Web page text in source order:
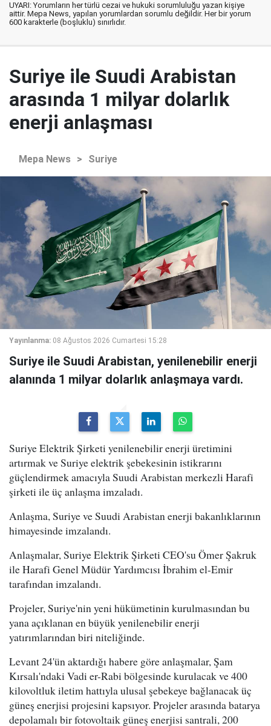
UYARI: Yorumların her türlü cezai ve hukuki sorumluluğu yazan kişiye
aittir. Mepa News, yapılan yorumlardan sorumlu değildir. Her bir yorum
600 karakterle (boşluklu) sınırlıdır.
Suriye ile Suudi Arabistan
arasında 1 milyar dolarlık
enerji anlaşması
Mepa News > Suriye
Yayınlanma: 08 Ağustos 2026 Cumartesi 15:28
Suriye ile Suudi Arabistan, yenilenebilir enerji
alanında 1 milyar dolarlık anlaşmaya vardı.
Suriye Elektrik Şirketi yenilenebilir enerji üretimini
artırmak ve Suriye elektrik şebekesinin istikrarını
güçlendirmek amacıyla Suudi Arabistan merkezli Harafi
şirketi ile üç anlaşma imzaladı.
Anlaşma, Suriye ve Suudi Arabistan enerji bakanlıklarının
himayesinde imzalandı.
Anlaşmalar, Suriye Elektrik Şirketi CEO'su Ömer Şakruk
ile Harafi Genel Müdür Yardımcısı İbrahim el-Emir
tarafından imzalandı.
Projeler, Suriye'nin yeni hükümetinin kurulmasından bu
yana açıklanan en büyük yenilenebilir enerji
yatırımlarından biri niteliğinde.
Levant 24'ün aktardığı habere göre anlaşmalar, Şam
Kırsalı'ndaki Vadi er-Rabi bölgesinde kurulacak ve 400
kilovoltluk iletim hattıyla ulusal şebekeye bağlanacak üç
güneş enerjisi projesini kapsıyor. Projeler arasında batarya
depolamalı bir fotovoltaik güneş enerjisi santrali, 200